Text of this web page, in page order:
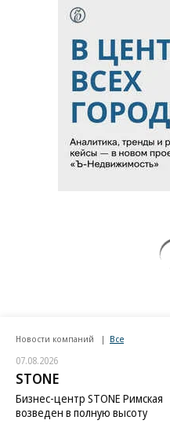
Новости компаний Все
07.08.2026
STONE
Бизнес-центр STONE Римская
возведен в полную высоту